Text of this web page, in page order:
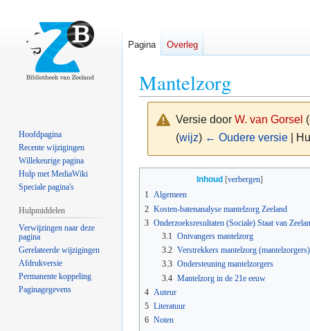
Mantelzorg
Versie door W. van Gorsel (
(wijz) ← Oudere versie|
navigatie
springen
zoeken
springen
Inhoud
1 Algemeen
2 Kosten-batenanalyse mantelzorg Zeeland
3 Onderzoeksresultaten (Sociale) Staat van
3.1 Ontvangers mantelzorg
3.2 Verstrekkers mantelzorg (mantelzorgers)
3.3 Ondersteuning mantelzorgers
3.4 Mantelzorg in de 21e eeuw
4 Auteur
5 Literatuur
6 Noten
Pagina Overleg
Hoofdpagina
Recente wijzigingen
Willekeurige pagina
Hulp met MediaWiki
Speciale pagina's
Hulpmiddelen
Verwijzingen naar deze
pagina
Gerelateerde wijzigingen
Afdrukversie
Permanente koppeling
Paginagegevens